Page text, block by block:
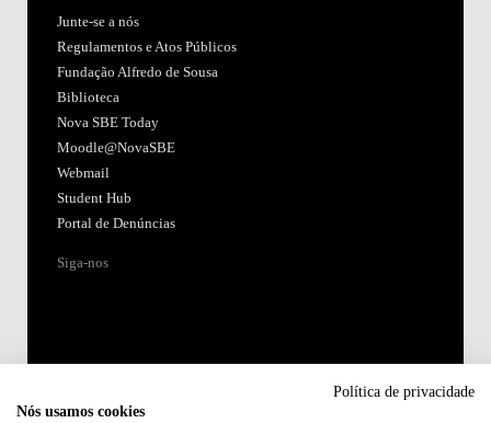
Junte-se a nós
Regulamentos e Atos Públicos
Fundação Alfredo de Sousa
Biblioteca
Nova SBE Today
Moodle@NovaSBE
Webmail
Student Hub
Portal de Denúncias
Siga-nos
Política de privacidade
Nós usamos cookies